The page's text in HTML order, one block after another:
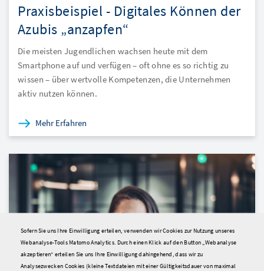
Praxisbeispiel - Digitales Können der
Azubis „anzapfen“
Die meisten Jugendlichen wachsen heute mit dem
Smartphone auf und verfügen – oft ohne es so richtig zu
wissen – über wertvolle Kompetenzen, die Unternehmen
aktiv nutzen können.
Mehr Erfahren
Sofern Sie uns Ihre Einwilligung erteilen, verwenden wir Cookies zur Nutzung unseres
Webanalyse-Tools Matomo Analytics. Durch einen Klick auf den Button „Webanalyse
akzeptieren“ erteilen Sie uns Ihre Einwilligung dahingehend, dass wir zu
Analysezwecken Cookies (kleine Textdateien mit einer Gültigkeitsdauer von maximal